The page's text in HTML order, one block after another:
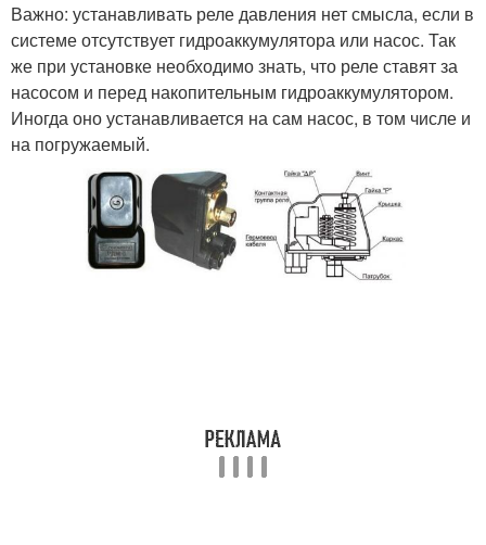
Важно: устанавливать реле давления нет смысла, если в
системе отсутствует гидроаккумулятора или насос. Так
же при установке необходимо знать, что реле ставят за
насосом и перед накопительным гидроаккумулятором.
Иногда оно устанавливается на сам насос, в том числе и
на погружаемый.